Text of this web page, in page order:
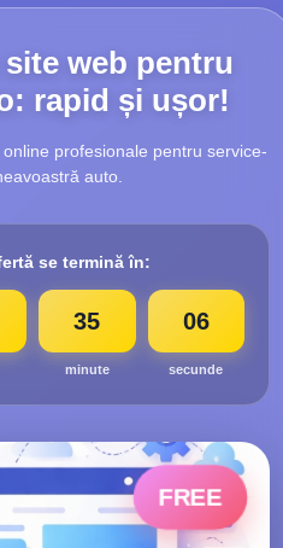
site web pentru
rapid și ușor!
profesionale pentru service-
auto.
se termină în:
35
minute
05
secunde
FREE